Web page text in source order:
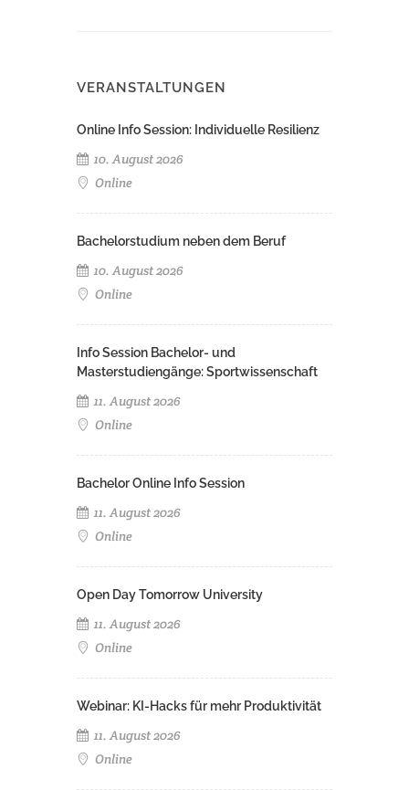
VERANSTALTUNGEN
Online Info Session: Individuelle Resilienz
10. August 2026
Online
Bachelorstudium neben dem Beruf
10. August 2026
Online
Info Session Bachelor- und
Masterstudiengänge: Sportwissenschaft
11. August 2026
Online
Bachelor Online Info Session
11. August 2026
Online
Open Day Tomorrow University
11. August 2026
Online
Webinar: KI-Hacks für mehr Produktivität
11. August 2026
Online